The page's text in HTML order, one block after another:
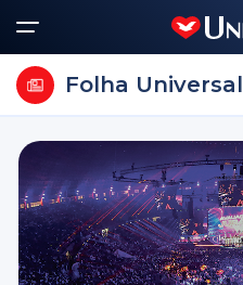
Folha Universal